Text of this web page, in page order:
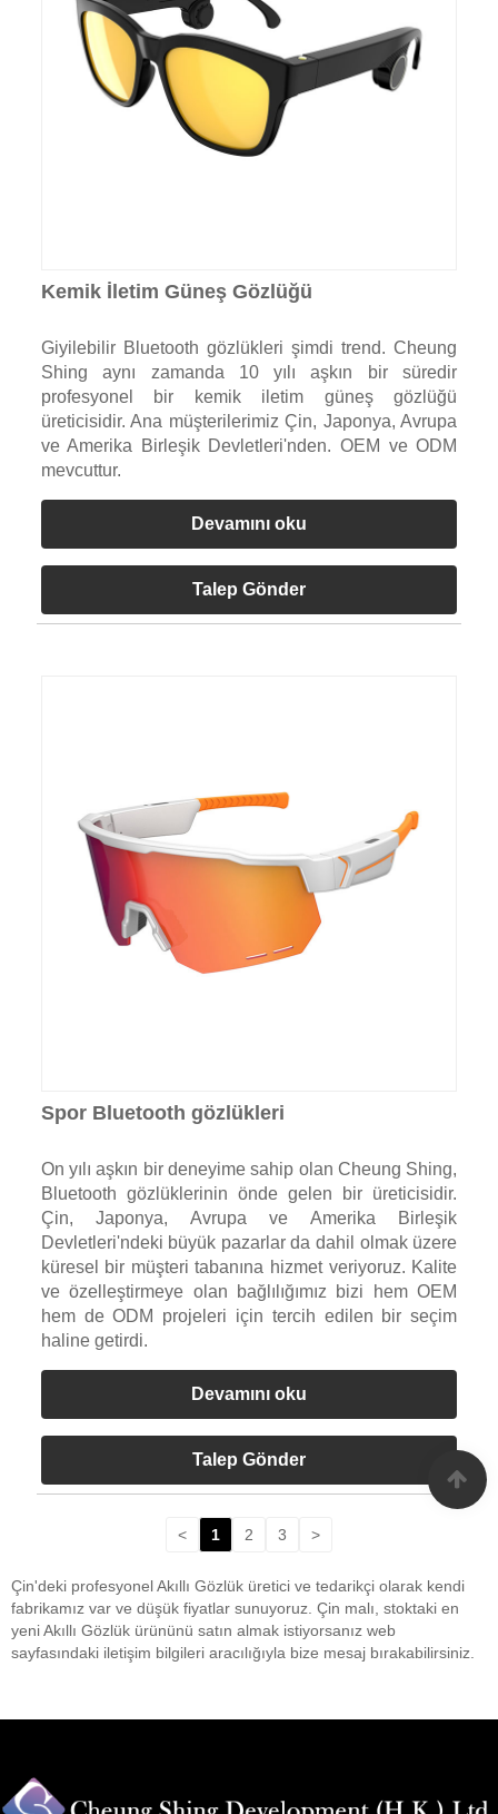
Kemik İletim Güneş Gözlüğü
Giyilebilir Bluetooth gözlükleri şimdi trend. Cheung
Shing aynı zamanda 10 yılı aşkın bir süredir
profesyonel bir kemik iletim güneş gözlüğü
üreticisidir. Ana müşterilerimiz Çin, Japonya, Avrupa
ve Amerika Birleşik Devletleri'nden. OEM ve ODM
mevcuttur.
Devamını oku
Talep Gönder
Spor Bluetooth gözlükleri
On yılı aşkın bir deneyime sahip olan Cheung Shing,
Bluetooth gözlüklerinin önde gelen bir üreticisidir.
Çin, Japonya, Avrupa ve Amerika Birleşik
Devletleri'ndeki büyük pazarlar da dahil olmak üzere
küresel bir müşteri tabanına hizmet veriyoruz. Kalite
ve özelleştirmeye olan bağlılığımız bizi hem OEM
hem de ODM projeleri için tercih edilen bir seçim
haline getirdi.
Devamını oku
Talep Gönder
< 1 2 3 >
Çin'deki profesyonel Akıllı Gözlük üretici ve tedarikçi olarak kendi
fabrikamız var ve düşük fiyatlar sunuyoruz. Çin malı, stoktaki en
yeni Akıllı Gözlük ürününü satın almak istiyorsanız web
sayfasındaki iletişim bilgileri aracılığıyla bize mesaj bırakabilirsiniz.